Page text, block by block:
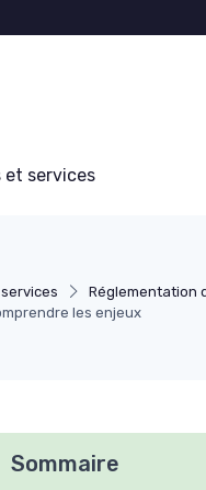
et services
Réglementation
les enjeux
Sommaire